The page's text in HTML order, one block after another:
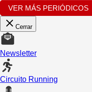
VER MÁS PERIÓDICOS
Cerrar
Newsletter
Circuito Running